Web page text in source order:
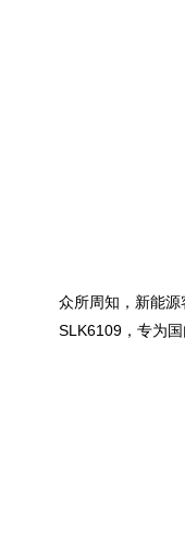
众所周知，新能
SLK6109，专为